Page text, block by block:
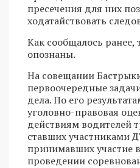
пресечения для них
ходатайствовать
Как сообщалось ранее,
опознаны.
На совещании
первоочередные
дела. По его
уголовно-правовая
действиям водителей
ставших участниками
принимавших участие
проведении